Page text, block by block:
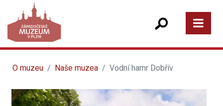
O muzeu Naše muzea Vodní hamr Dobřív